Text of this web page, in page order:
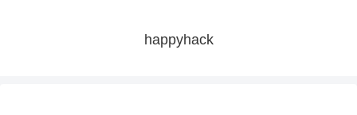
happyhack